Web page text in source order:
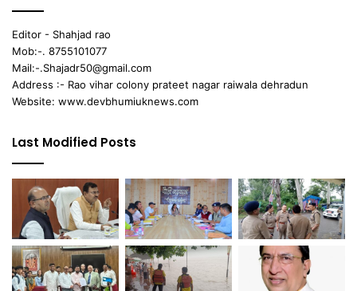
Editor - Shahjad rao
Mob:-. 8755101077
Mail:-.Shajadr50@gmail.com
Address :- Rao vihar colony prateet nagar raiwala dehradun
Website: www.devbhumiuknews.com
Last Modified Posts